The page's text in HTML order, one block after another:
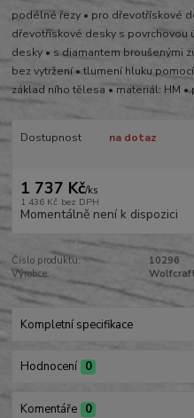
podélné řezy • pro dřevotřískové
dřevotřískové desky s povrchovou
desky • s diamantem broušenými
bez vytržení • tlumení hluku
základ ního tělesa • materiál: HM •
Dostupnost na dotaz
1 737 Kč/ks
1 436 Kč bez DPH
Momentálně není k dispozici
Číslo produktu:
10296
Výrobce:
Kompletní specifikace
Hodnocení 0
Komentáře 0